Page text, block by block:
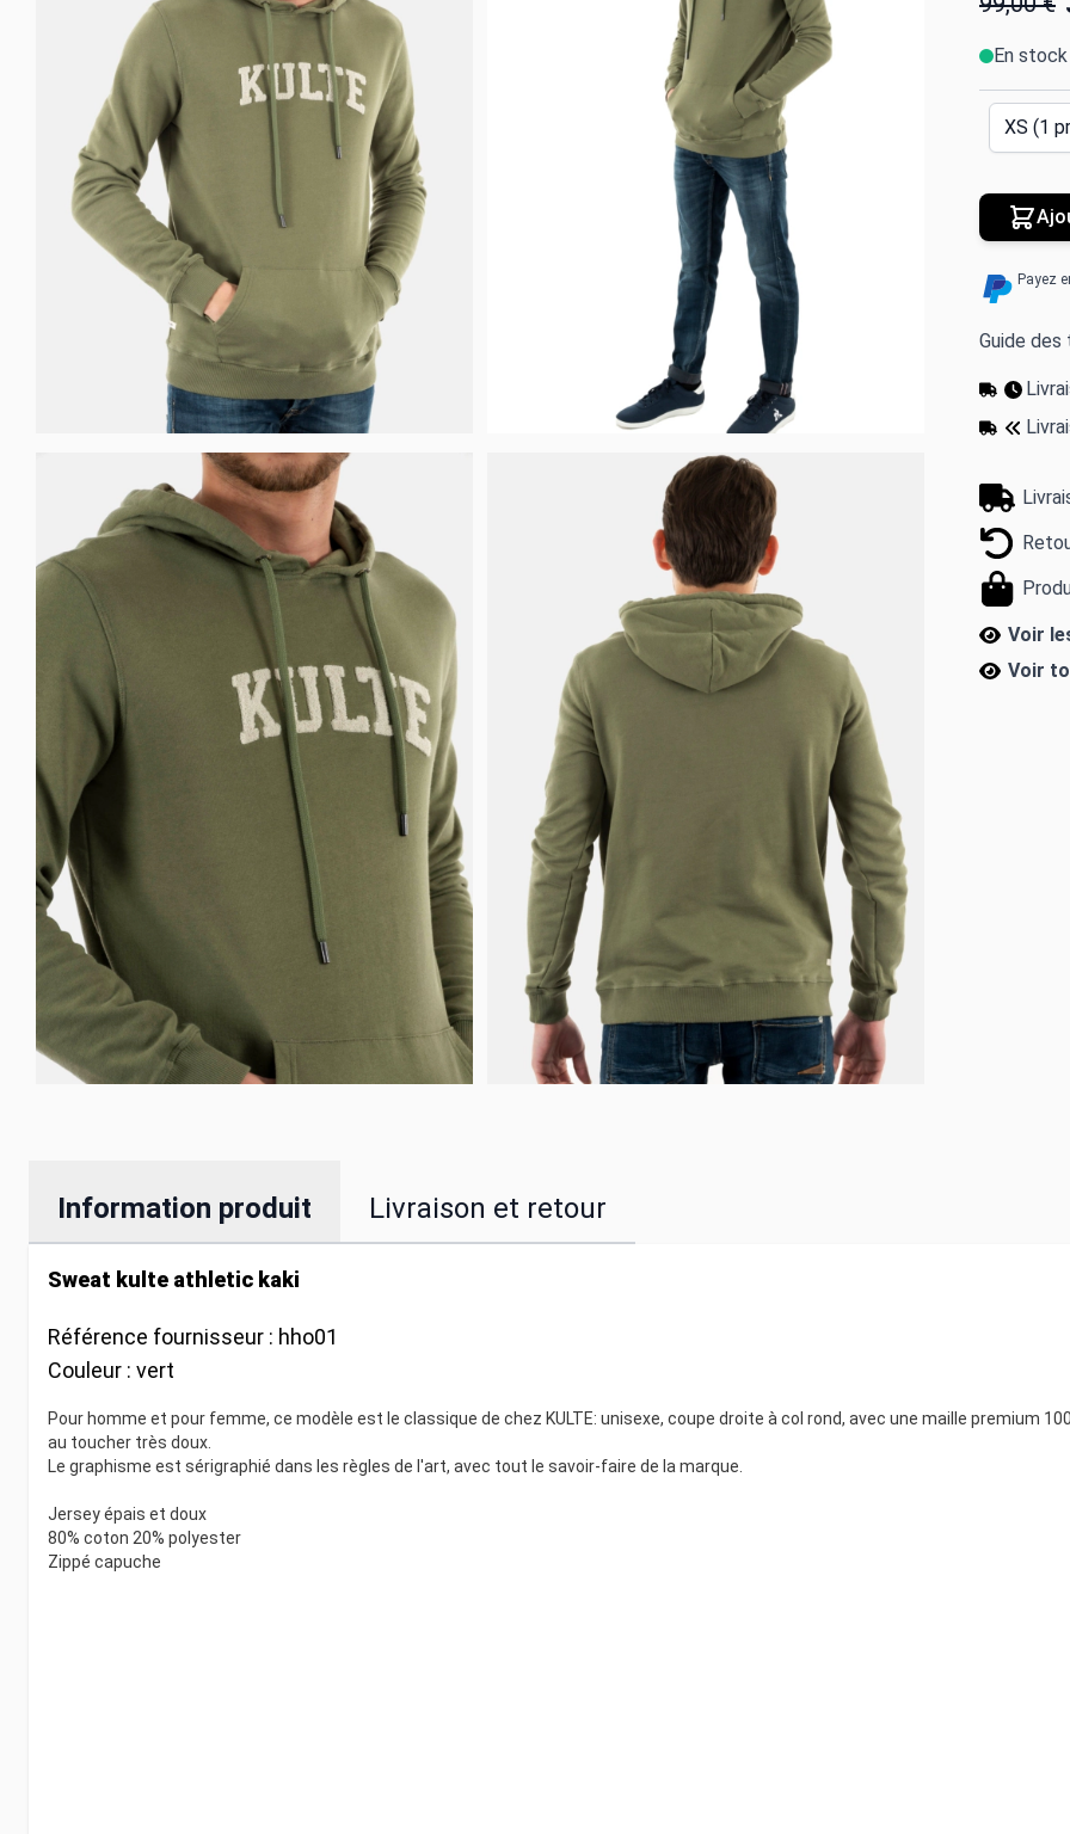
En stock
Payez
Guide des
Voir
Voir
Information produit Livraison et retour
Sweat kulte athletic kaki
Référence fournisseur : hho01
Couleur : vert
Pour homme et pour femme, ce modèle est le classique de chez KULTE: unisexe, coupe droite à col rond, avec une maille premium
au toucher très doux.
Le graphisme est sérigraphié dans les règles de l'art, avec tout le savoir-faire de la marque.
Jersey épais et doux
80% coton 20% polyester
Zippé capuche